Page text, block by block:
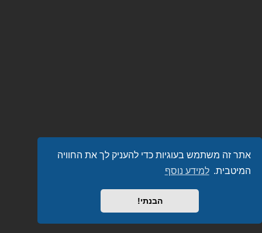
אתר זה משתמש בעוגיות כדי להעניק לך את החוויה
המיטבית. למידע נוסף
הבנתי!